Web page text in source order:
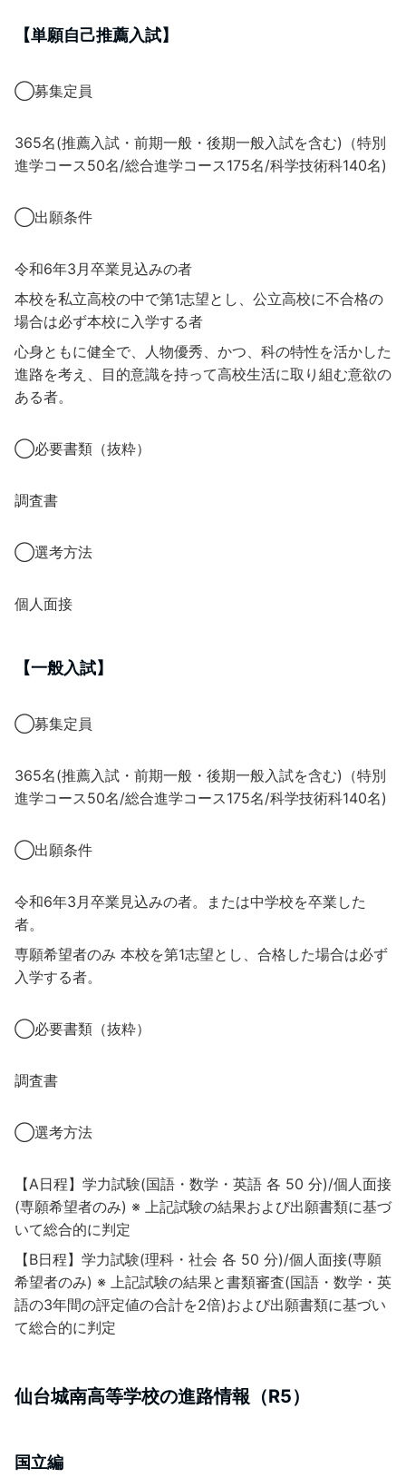
【単願自己推薦入試】
◯募集定員
365名(推薦入試・前期一般・後期一般入試を含む)（特別
進学コース50名/総合進学コース175名/科学技術科140名)
◯出願条件
令和6年3月卒業見込みの者
本校を私立高校の中で第1志望とし、公立高校に不合格の
場合は必ず本校に入学する者
心身ともに健全で、人物優秀、かつ、科の特性を活かした
進路を考え、目的意識を持って高校生活に取り組む意欲の
ある者。
◯必要書類（抜粋）
調査書
◯選考方法
個人面接
【一般入試】
◯募集定員
365名(推薦入試・前期一般・後期一般入試を含む)（特別
進学コース50名/総合進学コース175名/科学技術科140名)
◯出願条件
令和6年3月卒業見込みの者。または中学校を卒業した
者。
専願希望者のみ 本校を第1志望とし、合格した場合は必ず
入学する者。
◯必要書類（抜粋）
調査書
◯選考方法
【A日程】学力試験(国語・数学・英語 各 50 分)/個人面接
(専願希望者のみ) ※ 上記試験の結果および出願書類に基づ
いて総合的に判定
【B日程】学力試験(理科・社会 各 50 分)/個人面接(専願
希望者のみ) ※ 上記試験の結果と書類審査(国語・数学・英
語の3年間の評定値の合計を2倍)および出願書類に基づい
て総合的に判定
仙台城南高等学校の進路情報（R5）
国立編